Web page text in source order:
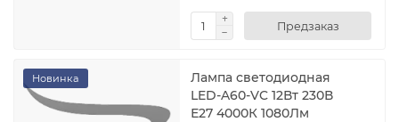
Предзаказ
Новинка
Лампа светодиодная
LED-A60-VC 12Вт 230В
Е27 4000К 1080Лм